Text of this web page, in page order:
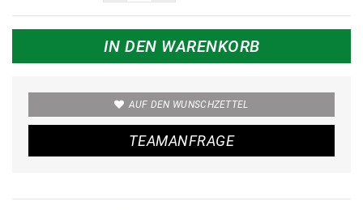
IN DEN WARENKORB
AUF DEN WUNSCHZETTEL
TEAMANFRAGE